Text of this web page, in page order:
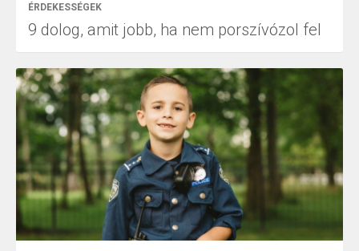
ÉRDEKESSÉGEK
9 dolog, amit jobb, ha nem porszívózol fel